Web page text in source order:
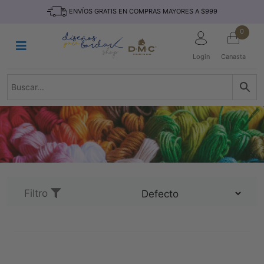
ENVÍOS GRATIS EN COMPRAS MAYORES A $999
Login
0
Canasta
TEJIDO
REVISTAS
TELAS
TEMÁTICO
NOVEDADES
Filtro